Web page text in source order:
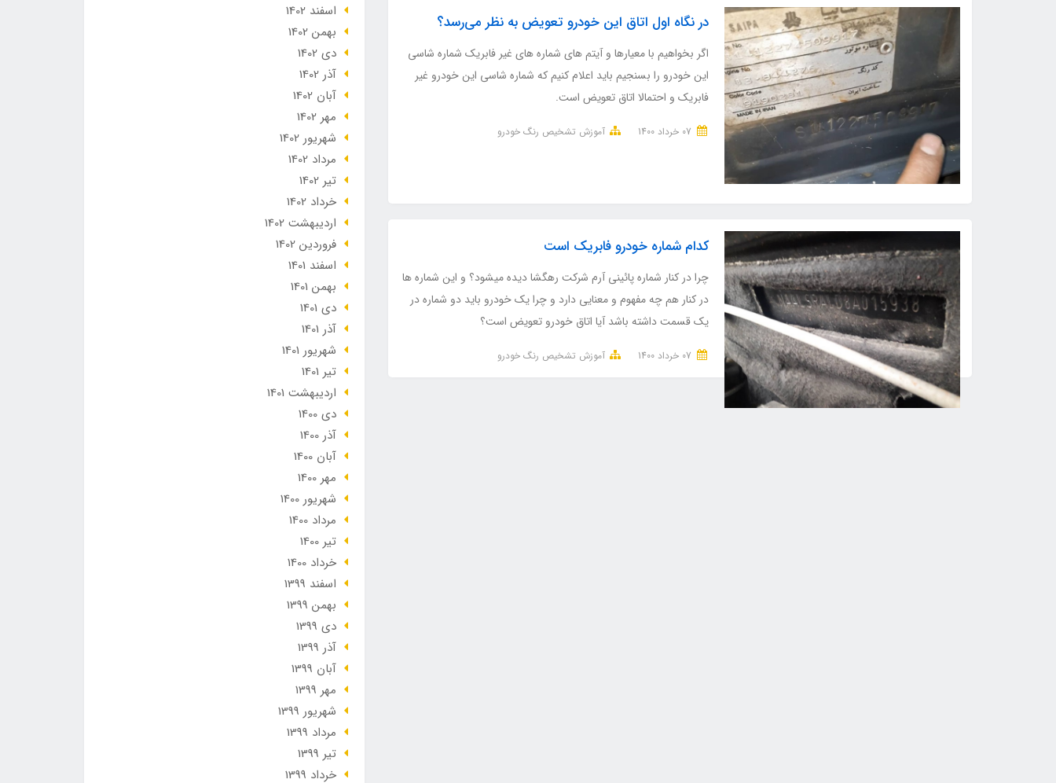
در نگاه اول اتاق این خودرو تعویض به نظر می‌رسد؟
اگر بخواهیم با معیارها و آیتم های شماره های غیر فابریک شماره شاسی
این خودرو را بسنجیم باید اعلام کنیم که شماره شاسی این خودرو غیر
فابریک و احتمالا اتاق تعویض است.
آموزش تشخیص رنگ خودرو
کدام شماره خودرو فابریک است
چرا در کنار شماره پائینی آرم شرکت رهگشا دیده میشود؟ و این شماره ها
در کنار هم چه مفهوم و معنایی دارد و چرا یک خودرو باید دو شماره در
یک قسمت داشته باشد آیا اتاق خودرو تعویض است؟
آموزش تشخیص رنگ خودرو
اسفند 1402
بهمن 1402
دی 1402
آذر 1402
آبان 1402
مهر 1402
شهریور 1402
مرداد 1402
تير 1402
خرداد 1402
ارديبهشت 1402
فروردین 1402
اسفند 1401
بهمن 1401
دی 1401
آذر 1401
شهریور 1401
تير 1401
ارديبهشت 1401
دی 1400
آذر 1400
آبان 1400
مهر 1400
شهریور 1400
مرداد 1400
تير 1400
خرداد 1400
اسفند 1399
بهمن 1399
دی 1399
آذر 1399
آبان 1399
مهر 1399
شهریور 1399
مرداد 1399
تير 1399
خرداد 1399